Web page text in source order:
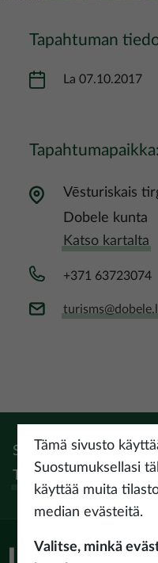
Tapahtuman
La 07.10.2017
Tapahtumapaikka:
Vēsturiskais
Dobele kunta
Katso kartalta
+371 63723074
Seuraa:Instagram
Tiktok
Tämä sivusto
Suostumuksellasi
käyttää muita
median evästeitä.
Valitse, minkä